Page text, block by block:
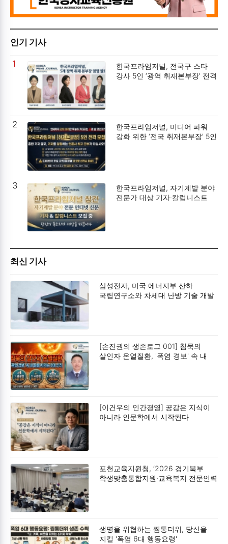
인기 기사
1
한국프라임저널, 전국구 스타
강사 5인 ‘광역 취재본부장’ 전격
2
한국프라임저널, 미디어 파워
강화 위한 ‘전국 취재본부장’ 5인
3
한국프라임저널, 자기계발 분야
전문가 대상 기자·칼럼니스트
최신 기사
삼성전자, 미국 에너지부 산하
국립연구소와 차세대 난방 기술 개발
[손진권의 생존로그 001] 침묵의
살인자 온열질환, '폭염 경보' 속 내
[이건우의 인간경영] 공감은 지식이
아니라 인문학에서 시작된다
포천교육지원청, ‘2026 경기북부
학생맞춤통합지원·교육복지 전문인력
생명을 위협하는 찜통더위, 당신을
지킬 '폭염 6대 행동요령'